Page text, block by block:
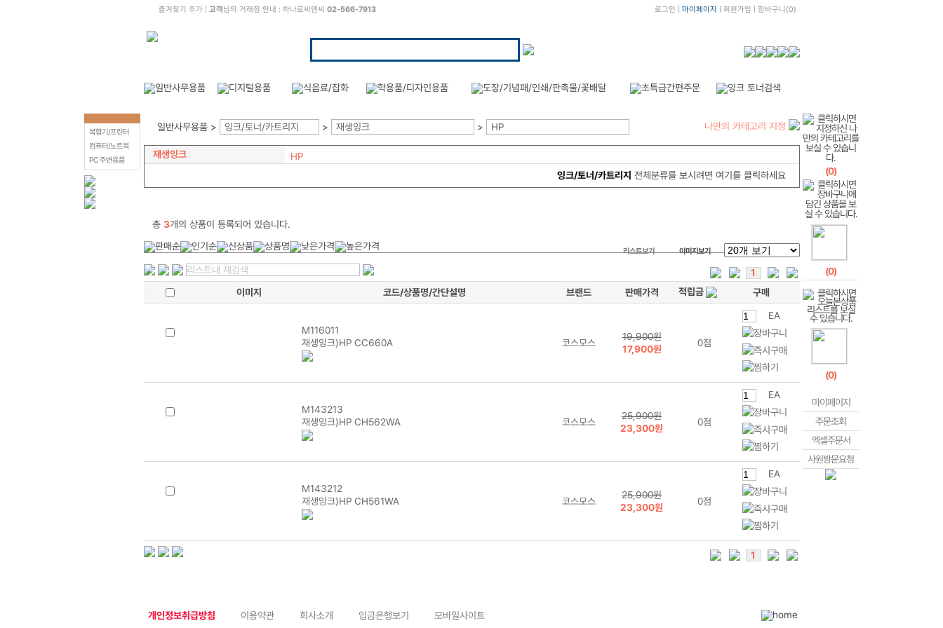
즐겨찾기 추가| 고객님의 거래점 안내 : 하나로씨엔씨 02-566-7913 로그인 마이페이지 회원가입 장바구니 (0)
일반사무용품 > 잉크/토너/카트리지 > 재생잉크 > HP 나만의 카테고리 지정
재생잉크
HP
잉크/토너/카트리지 전체분류를 보시려면 여기를 클릭하세요
총 3개의 상품이 등록되어 있습니다.
리스트보기 이미지보기
1
이미지
코드/상품명/간단설명 브랜드 판매가격 적립금 구매
M116011
재생잉크)HP CC660A
코스모스
19,900원
17,900원
0점
EA
M143213
재생잉크)HP CH562WA
코스모스
25,900원
23,300원
0점
EA
M143212
재생잉크)HP CH561WA
코스모스
25,900원
23,300원
0점
EA
1
복합기/프린터
컴퓨터/노트북
PC 주변용품
(0)
(0)
(0)
마이페이지
주문조회
엑셀주문서
사원방문요청
개인정보취급방침 이용약관 회사소개 입금은행보기 모바일사이트